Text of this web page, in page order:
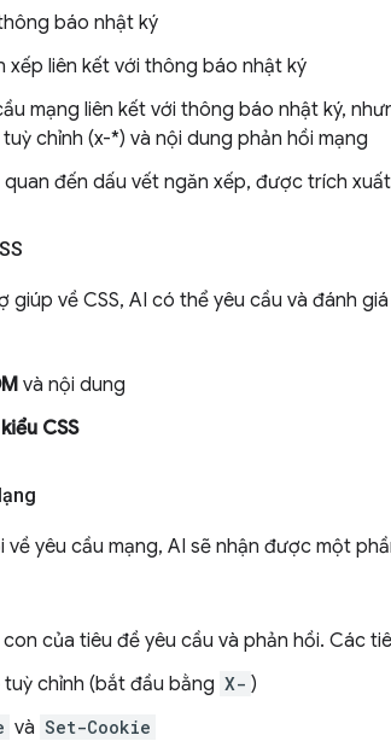
báo nhật ký
xếp liên kết với thông báo nhật ký
mạng liên kết với thông báo nhật ký,
chỉnh (x-*) và nội dung phản hồi mạng
quan đến dấu vết ngăn xếp, được trích
giúp về CSS, AI có thể yêu cầu và đánh
và nội dung
kiểu CSS
yêu cầu mạng, AI sẽ nhận được một
của tiêu đề yêu cầu và phản hồi. Các
tuỳ chỉnh (bắt đầu bằng X- )
và Set-Cookie